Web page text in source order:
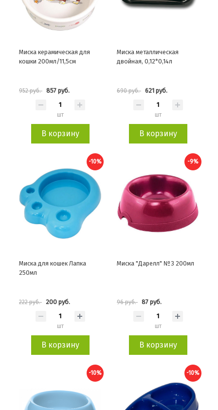
Миска керамическая для
кошки 200мл/11,5см
952 руб. 857 руб.
шт
В корзину
Миска металлическая
двойная, 0,12*0,14л
690 руб. 621 руб.
шт
В корзину
-10%
Миска для кошек Лапка
250мл
222 руб. 200 руб.
шт
В корзину
-9%
Миска "Дарелл" №3 200мл
96 руб. 87 руб.
шт
В корзину
-10% -10%